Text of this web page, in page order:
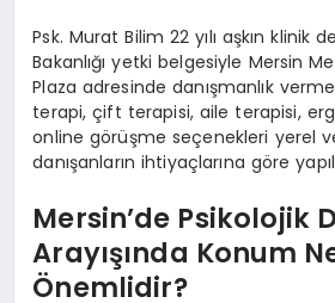
Psk. Murat Bilim 22 yılı aşkın klinik
Bakanlığı yetki belgesiyle Mersin
Plaza adresinde danışmanlık
terapi, çift terapisi, aile terapisi,
online görüşme seçenekleri yerel ve
danışanların ihtiyaçlarına göre
Mersin’de Psikolojik
Arayışında Konum
Önemlidir?